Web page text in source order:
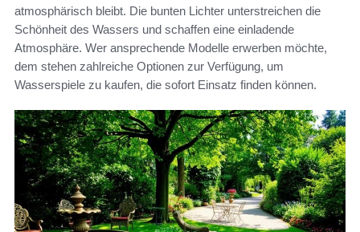
atmosphärisch bleibt. Die bunten Lichter unterstreichen die
Schönheit des Wassers und schaffen eine einladende
Atmosphäre. Wer ansprechende Modelle erwerben möchte,
dem stehen zahlreiche Optionen zur Verfügung, um
Wasserspiele zu kaufen, die sofort Einsatz finden können.